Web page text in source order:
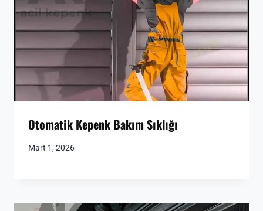
Otomatik Kepenk Bakım Sıklığı
Mart 1, 2026